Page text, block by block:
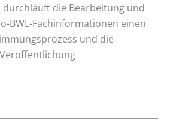
durchläuft die Bearbeitung und
BWL-Fachinformationen einen
und die